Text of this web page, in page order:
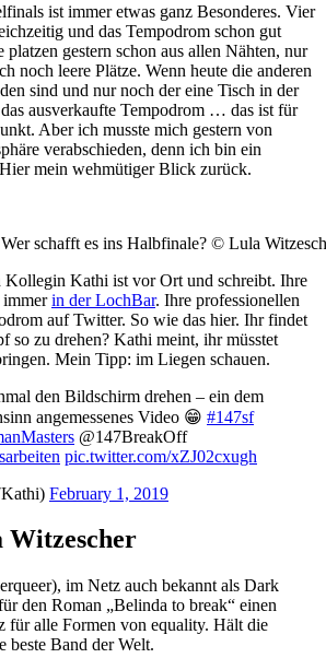
ist immer etwas ganz Besonderes. Vier
und das Tempodrom schon gut
gestern schon aus allen Nähten, nur
noch leere Plätze. Wenn heute die anderen
sind und nur noch der eine Tisch in der
ausverkaufte Tempodrom … das ist für
Aber ich musste mich gestern von
verabschieden, denn ich bin ein
mein wehmütiger Blick zurück.
schafft es ins Halbfinale? © Lula
Kollegin Kathi ist vor Ort und schreibt. Ihre
in der LochBar. Ihre professionellen
auf Twitter. So wie das hier. Ihr findet
so zu drehen? Kathi meint, ihr müsstet
Mein Tipp: im Liegen schauen.
den Bildschirm drehen – ein dem
angemessenes Video 😁 #147sf
@147BreakOff
pic.twitter.com/xZJ02cxugh
February 1, 2019
im Netz auch bekannt als Dark
den Roman „Belinda to break“ einen
für alle Formen von equality. Hält die
beste Band der Welt.